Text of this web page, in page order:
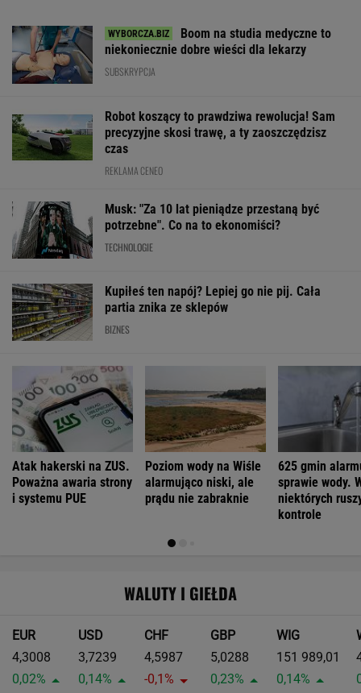
Boom na studia medyczne to
niekoniecznie dobre wieści dla lekarzy
SUBSKRYPCJA
Robot koszący to prawdziwa rewolucja! Sam
precyzyjne skosi trawę, a ty zaoszczędzisz
czas
REKLAMA CENEO
Musk: "Za 10 lat pieniądze przestaną być
potrzebne". Co na to ekonomiści?
TECHNOLOGIE
Kupiłeś ten napój? Lepiej go nie pij. Cała
partia znika ze sklepów
BIZNES
Atak hakerski na ZUS.
Poważna awaria strony
i systemu PUE
Poziom wody na Wiśle
alarmująco niski, ale
prądu nie zabraknie
625 gmin
sprawie wody.
niektórych
kontrole
WALUTY I GIEŁDA
EUR
4,3008
0,02%
USD
3,7239
0,14%
CHF
4,5987
-0,1%
GBP
5,0288
0,23%
WIG
151 989,01
0,14%